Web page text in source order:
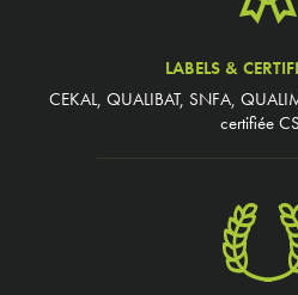
LABELS &
CEKAL, QUALIBAT, SNFA,
certifiée